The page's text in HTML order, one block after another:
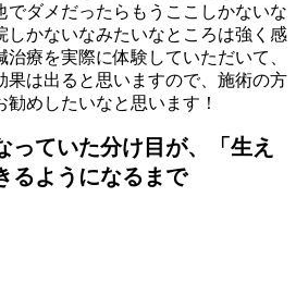
でダメだったらもうここしかないな
しかないなみたいなところは強く感
療を実際に体験していただいて、
果は出ると思いますので、施術の方
めしたいなと思います！
っていた分け目が、「生え
るようになるまで